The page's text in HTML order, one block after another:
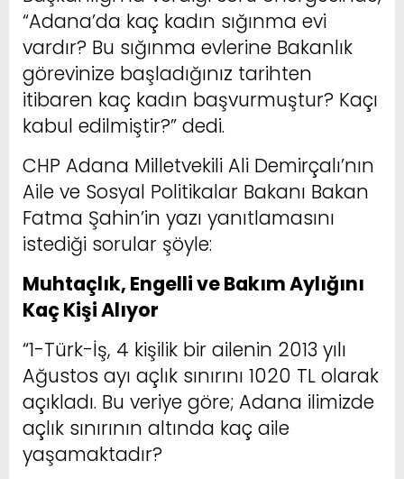
“Adana’da kaç kadın sığınma evi
vardır? Bu sığınma evlerine Bakanlık
görevinize başladığınız tarihten
itibaren kaç kadın başvurmuştur? Kaçı
kabul edilmiştir?” dedi.
CHP Adana Milletvekili Ali Demirçalı’nın
Aile ve Sosyal Politikalar Bakanı Bakan
Fatma Şahin’in yazı yanıtlamasını
istediği sorular şöyle:
Muhtaçlık, Engelli ve Bakım Aylığını
Kaç Kişi Alıyor
“1-Türk-İş, 4 kişilik bir ailenin 2013 yılı
Ağustos ayı açlık sınırını 1020 TL olarak
açıkladı. Bu veriye göre; Adana ilimizde
açlık sınırının altında kaç aile
yaşamaktadır?